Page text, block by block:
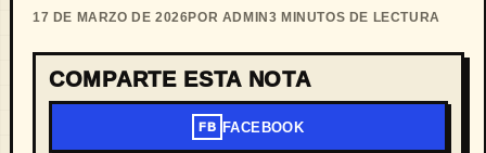
17 DE MARZO DE 2026POR ADMIN 3 MINUTOS DE LECTURA
COMPARTE ESTA NOTA
FB FACEBOOK